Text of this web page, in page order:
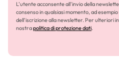
L'utente acconsente all'invio della
consenso in qualsiasi momento, ad
dell'iscrizione alla newsletter. Per ulteriori
nostrapolitica di protezione dati.